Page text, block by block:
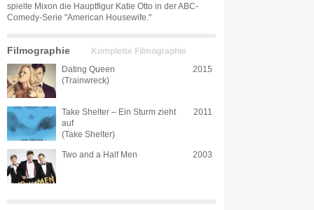
spielte Mixon die Hauptfigur Katie Otto in der ABC-
Comedy-Serie "American Housewife."
Filmographie Komplette Filmographie
Dating Queen
(Trainwreck)
2015
Take Shelter – Ein Sturm zieht
auf
(Take Shelter)
2011
Two and a Half Men 2003